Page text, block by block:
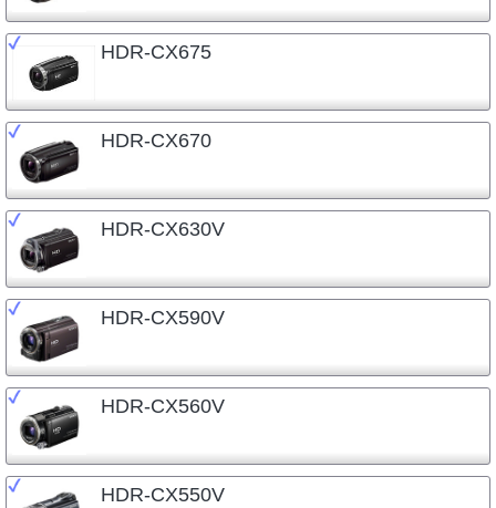
HDR-CX675
HDR-CX670
HDR-CX630V
HDR-CX590V
HDR-CX560V
HDR-CX550V